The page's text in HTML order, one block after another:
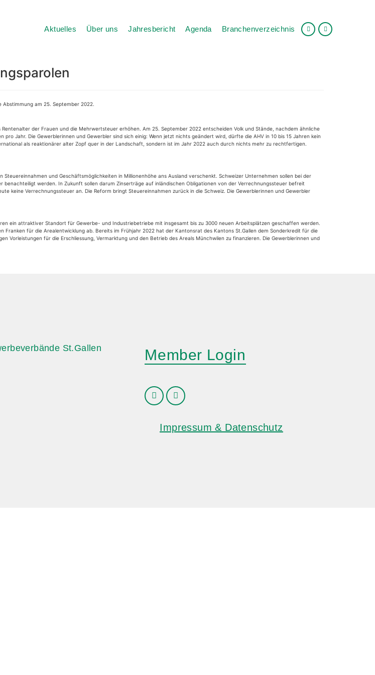
Aktuelles Über uns Jahresbericht Agenda Branchenverzeichnis
am 25. September 2022.
der Frauen und die Mehrwertsteuer erhöhen. Am 25. September 2022 entscheiden Volk und Stände, nachdem ähnliche
Jahr. Die Gewerblerinnen und Gewerbler sind sich einig: Wenn jetzt nichts geändert wird, dürfte die AHV in 10 bis 15 Jahren kein
als reaktionärer alter Zopf quer in der Landschaft, sondern ist im Jahr 2022 auch durch nichts mehr zu rechtfertigen.
und Geschäftsmöglichkeiten in Millionenhöhe ans Ausland verschenkt. Schweizer Unternehmen sollen bei der
werden. In Zukunft sollen darum Zinserträge auf inländischen Obligationen von der Verrechnungssteuer befreit
keine Verrechnungssteuer an. Die Reform bringt Steuereinnahmen zurück in die Schweiz. Die Gewerblerinnen und Gewerbler
ein attraktiver Standort für Gewerbe- und Industriebetriebe mit insgesamt bis zu 3000 neuen Arbeitsplätzen geschaffen werden.
für die Arealentwicklung ab. Bereits im Frühjahr 2022 hat der Kantonsrat des Kantons St.Gallen dem Sonderkredit für die
Vorleistungen für die Erschliessung, Vermarktung und den Betrieb des Areals Münchwilen zu finanzieren. Die Gewerblerinnen und
St.Gallen Member Login
Impressum & Datenschutz